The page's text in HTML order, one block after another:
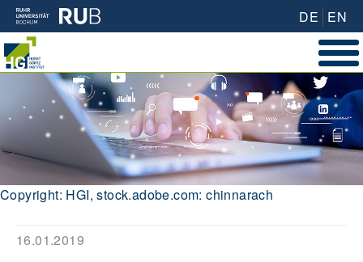
DE EN
Copyright: HGI, stock.adobe.com: chinnarach
16.01.2019